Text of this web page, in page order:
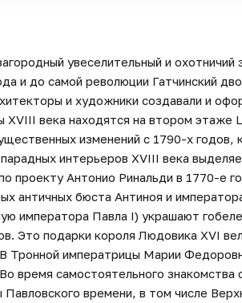
увеселительный и охотничий
и до самой революции Гатчинский
и художники создавали и
века находятся на втором этаже
изменений с 1790-х годов,
интерьеров XVIII века
проекту Антонио Ринальди в 1770-е
античных бюста Антиноя и
императора Павла I) украшают
Это подарки короля Людовика XVI
Тронной императрицы Марии
время самостоятельного знакомства
времени, в том числе